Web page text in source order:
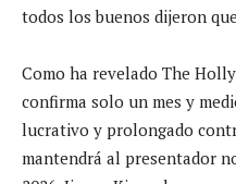
todos los buenos dijeron
Como ha revelado The
confirma solo un mes y
lucrativo y prolongado
mantendrá al presentador